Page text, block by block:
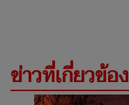
ข่าวที่เกี่ยวข้อง